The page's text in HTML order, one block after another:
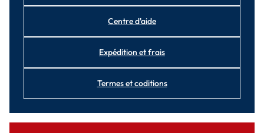
Centre d'aide
Expédition et frais
Termes et coditions